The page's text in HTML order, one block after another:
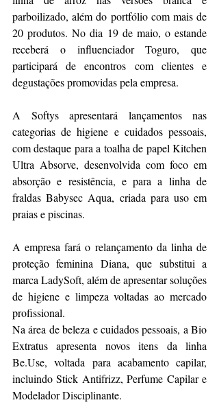
parboilizado, além do portfólio com mais de
20 produtos. No dia 19 de maio, o estande
receberá o influenciador Toguro, que
participará de encontros com clientes e
degustações promovidas pela empresa.
A Softys apresentará lançamentos nas
categorias de higiene e cuidados pessoais,
com destaque para a toalha de papel Kitchen
Ultra Absorve, desenvolvida com foco em
absorção e resistência, e para a linha de
fraldas Babysec Aqua, criada para uso em
praias e piscinas.
A empresa fará o relançamento da linha de
proteção feminina Diana, que substitui a
marca LadySoft, além de apresentar soluções
de higiene e limpeza voltadas ao mercado
profissional.
Na área de beleza e cuidados pessoais, a Bio
Extratus apresenta novos itens da linha
Be.Use, voltada para acabamento capilar,
incluindo Stick Antifrizz, Perfume Capilar e
Modelador Disciplinante.